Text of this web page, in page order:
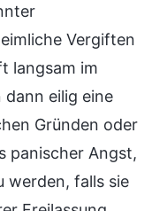
Vergiften
langsam im
dann eilig eine
Gründen oder
panischer Angst,
werden, falls sie